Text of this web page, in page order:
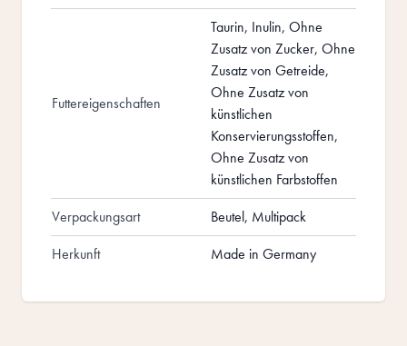
Futtereigenschaften
Taurin, Inulin, Ohne
Zusatz von Zucker, Ohne
Zusatz von Getreide,
Ohne Zusatz von
künstlichen
Konservierungsstoffen,
Ohne Zusatz von
künstlichen Farbstoffen
Verpackungsart
Beutel, Multipack
Herkunft
Made in Germany